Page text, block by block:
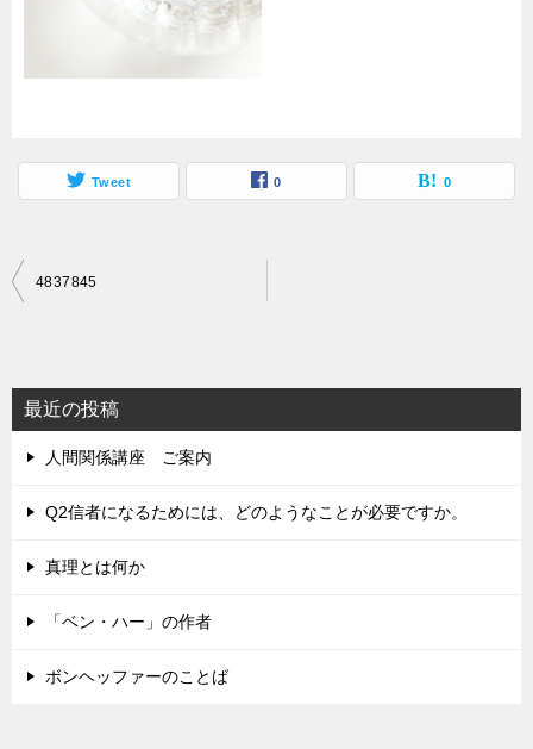
Tweet 0 0
投
ビ
ゲ
ー
シ
4837845
最近の投稿
人間関係講座 ご案内
Q2信者になるためには、どのようなことが必要ですか。
真理とは何か
「ベン・ハー」の作者
ボンヘッファーのことば